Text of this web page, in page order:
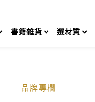
書籍雜貨 選材質
品牌專欄